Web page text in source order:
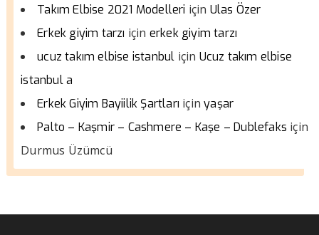
Takım Elbise 2021 Modelleri için Ulas Özer
Erkek giyim tarzı için erkek giyim tarzı
ucuz takım elbise istanbul için Ucuz takım elbise
istanbul a
Erkek Giyim Bayiilik Şartları içinyaşar
Palto – Kaşmir – Cashmere – Kaşe – Dublefaks için
Durmus Üzümcü